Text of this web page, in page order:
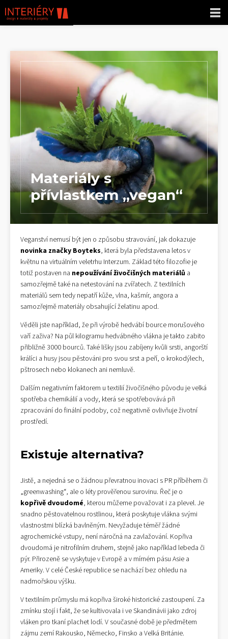
Materiály s
přívlastkem „vegan“
Veganství nemusí být jen o způsobu stravování, jak dokazuje
novinka značky Boyteks, která byla představena letos v
květnu na virtuálním veletrhu Interzum. Základ této filozofie je
totiž postaven na nepoužívání živočišných materiálů a
samozřejmě také na netestování na zvířatech. Z textilních
materiálů sem tedy nepatří kůže, vlna, kašmír, angora a
samozřejmě materiály obsahující želatinu apod.
Věděli jste například, že při výrobě hedvábí bource morušového
vaří zaživa? Na půl kilogramu hedvábného vlákna je takto zabito
přibližně 3000 bourců. Také lišky jsou zabíjeny kvůli srsti, angorští
králíci a husy jsou pěstováni pro svou srst a peří, o krokodýlech,
pštrosech nebo klokanech ani nemluvě.
Dalším negativním faktorem u textilií živočišného původu je velká
spotřeba chemikálií a vody, která se spotřebovává při
zpracování do finální podoby, což negativně ovlivňuje životní
prostředí.
Existuje alternativa?
Jistě, a nejedná se o žádnou převratnou inovaci s PR příběhem či
„greenwashing“, ale o léty prověřenou surovinu. Řeč je o
kopřivě dvoudomé, kterou můžeme považovat i za plevel. Je
snadno pěstovatelnou rostlinou, která poskytuje vlákna svými
vlastnostmi blízká bavlněným. Nevyžaduje téměř žádné
agrochemické vstupy, není náročná na zavlažování. Kopřiva
dvoudomá je nitrofilním druhem, stejně jako například lebeda či
pýr. Přirozeně se vyskytuje v Evropě a v mírném pásu Asie a
Ameriky. V celé České republice se nachází bez ohledu na
nadmořskou výšku.
V textilním průmyslu má kopřiva široké historické zastoupení. Za
zmínku stojí i fakt, že se kultivovala i ve Skandinávii jako zdroj
vláken pro tkaní plachet lodí. V současné době je předmětem
zájmu zemí Rakousko, Německo, Finsko a Velká Británie.